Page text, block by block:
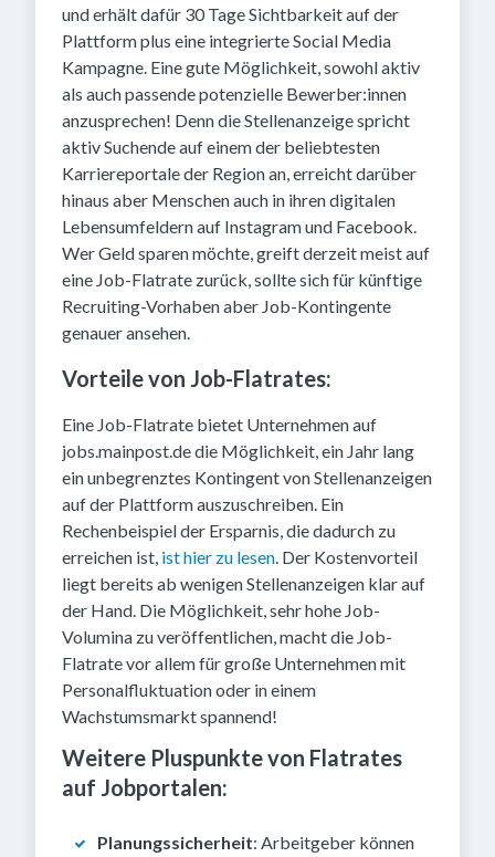
und erhält dafür 30 Tage Sichtbarkeit auf der
Plattform plus eine integrierte Social Media
Kampagne. Eine gute Möglichkeit, sowohl aktiv
als auch passende potenzielle Bewerber:innen
anzusprechen! Denn die Stellenanzeige spricht
aktiv Suchende auf einem der beliebtesten
Karriereportale der Region an, erreicht darüber
hinaus aber Menschen auch in ihren digitalen
Lebensumfeldern auf Instagram und Facebook.
Wer Geld sparen möchte, greift derzeit meist auf
eine Job-Flatrate zurück, sollte sich für künftige
Recruiting-Vorhaben aber Job-Kontingente
genauer ansehen.
Vorteile von Job-Flatrates:
Eine Job-Flatrate bietet Unternehmen auf
jobs.mainpost.de die Möglichkeit, ein Jahr lang
ein unbegrenztes Kontingent von Stellenanzeigen
auf der Plattform auszuschreiben. Ein
Rechenbeispiel der Ersparnis, die dadurch zu
erreichen ist, ist hier zu lesen. Der Kostenvorteil
liegt bereits ab wenigen Stellenanzeigen klar auf
der Hand. Die Möglichkeit, sehr hohe Job-
Volumina zu veröffentlichen, macht die Job-
Flatrate vor allem für große Unternehmen mit
Personalfluktuation oder in einem
Wachstumsmarkt spannend!
Weitere Pluspunkte von Flatrates
auf Jobportalen:
Planungssicherheit: Arbeitgeber können